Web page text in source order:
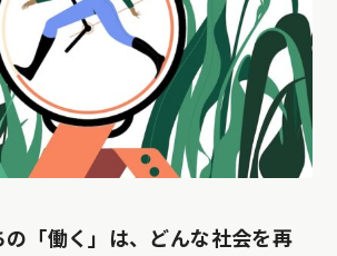
の「働く」は、どんな社会を再